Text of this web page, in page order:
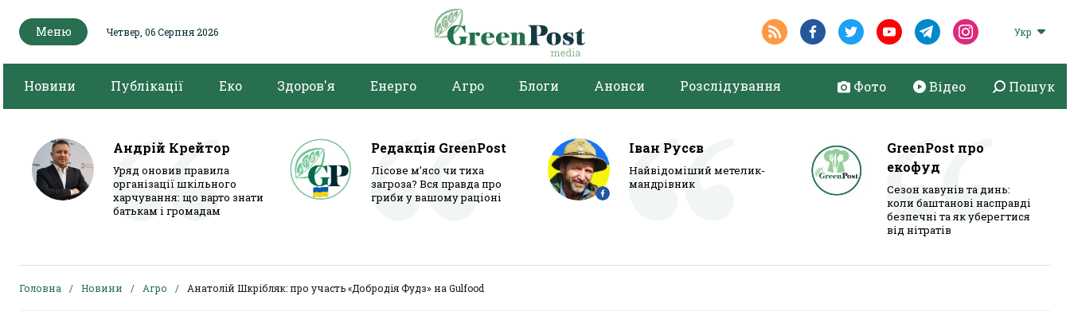
Меню Четвер, 06 Серпня 2026 Укр
Новини Публікації Еко Здоров'я Енерго Агро Блоги Анонси Розслідування Фото Відео Пошук
Андрій Крейтор
Уряд оновив правила
організації шкільного
харчування: що варто знати
батькам і громадам
Редакція GreenPost
Лісове м’ясо чи тиха
загроза? Вся правда про
гриби у вашому раціоні
Іван Русєв
Найвідоміший метелик-
мандрівник
GreenPost про
екофуд
Сезон кавунів та динь:
коли баштанові насправді
безпечні та як уберегтися
від нітратів
Головна Новини Агро Анатолій Шкрібляк: про участь «Добродія Фудз» на Gulfood